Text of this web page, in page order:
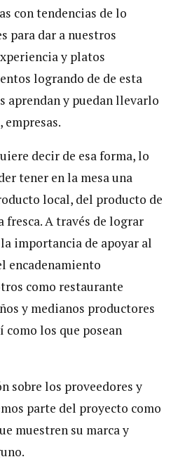
con tendencias de lo
para dar a nuestros
y platos
logrando de de esta
aprendan y puedan llevarlo
empresas.
decir de esa forma, lo
tener en la mesa una
local, del producto de
fresca. A través de lograr
importancia de apoyar al
encadenamiento
como restaurante
y medianos productores
como los que posean
sobre los proveedores y
parte del proyecto como
muestren su marca y